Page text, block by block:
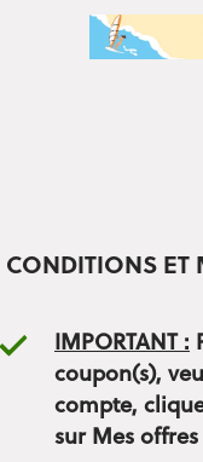
CONDITIONS ET
IMPORTANT :
coupon(s),
compte,
sur Mes